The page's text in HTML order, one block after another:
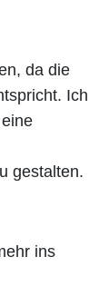
da die
Ich
gestalten.
ins